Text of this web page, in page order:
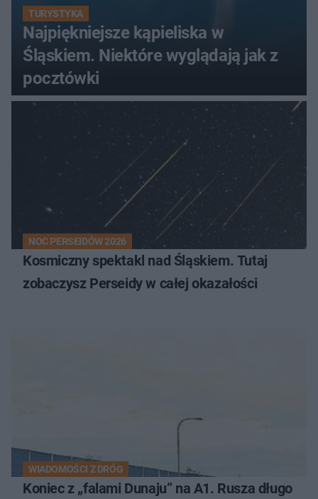
TURYSTYKA
Najpiękniejsze kąpieliska w
Śląskiem. Niektóre wyglądają jak z
pocztówki
NOC PERSEIDÓW 2026
Kosmiczny spektakl nad Śląskiem. Tutaj
zobaczysz Perseidy w całej okazałości
WIADOMOŚCI Z DRÓG
Koniec z „falami Dunaju” na A1. Rusza długo